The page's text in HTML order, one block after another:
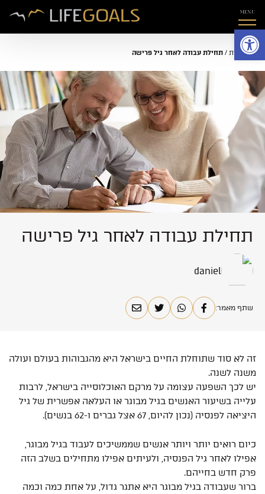
פתח סרגל נגישות
MENU
דף הבית / תחילת עבודה לאחר גיל פרישה
תחילת עבודה לאחר גיל פרישה
daniel
שתף מאמר:
זה לא סוד שתוחלת החיים בישראל היא מהגבוהות בעולם ועולה
משנה לשנה.
יש לכך השפעה עצומה על מרקם האוכלוסייה בישראל, לרבות
עלייה בשיעור האנשים בגיל מבוגר או העלאה אפשרית של גיל
היציאה לפנסיה (נכון להיום, 67 אצל גברים ו-62 בנשים).
כיום רואים יותר ויותר אנשים שממשיכים לעבוד בגיל מבוגר,
אפילו לאחר גיל הפנסיה, ולעיתים אפילו מתחילים בשלב הזה
פרק חדש בחייהם.
ברור שעבודה בגיל מבוגר היא אתגר גדול, על אחת כמה וכמה